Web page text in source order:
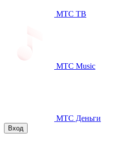
МТС ТВ
МТС Music
МТС Деньги
Вход